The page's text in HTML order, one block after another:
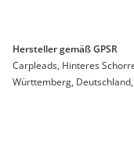
Hersteller gemäß GPSR
Carpleads, Hinteres
Württemberg,